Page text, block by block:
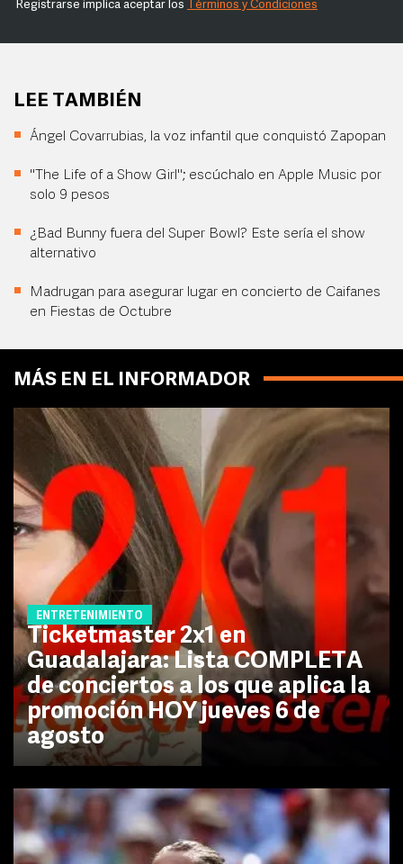
Registrarse implica aceptar los Términos y Condiciones
LEE TAMBIÉN
Ángel Covarrubias, la voz infantil que conquistó Zapopan
"The Life of a Show Girl"; escúchalo en Apple Music por
solo 9 pesos
¿Bad Bunny fuera del Super Bowl? Este sería el show
alternativo
Madrugan para asegurar lugar en concierto de Caifanes
en Fiestas de Octubre
MÁS EN EL INFORMADOR
ENTRETENIMIENTO
Ticketmaster 2x1 en
Guadalajara: Lista COMPLETA
de conciertos a los que aplica la
promoción HOY jueves 6 de
agosto